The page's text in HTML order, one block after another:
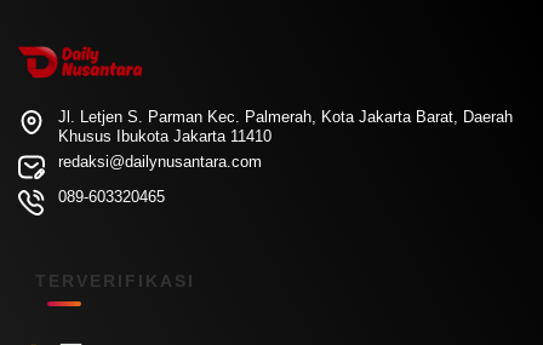
Jl. Letjen S. Parman Kec. Palmerah, Kota Jakarta Barat, Daerah
Khusus Ibukota Jakarta 11410
redaksi@dailynusantara.com
089-603320465
TERVERIFIKASI